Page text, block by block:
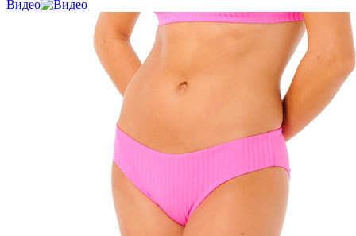
Видео